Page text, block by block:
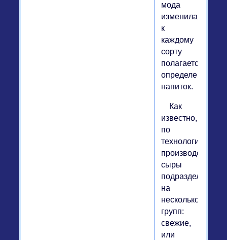
мода
изменилась:
к
каждому
сорту
полагается
определенный
напиток.
Как
известно,
по
технологии
производства
сыры
подразделяются
на
несколько
групп:
свежие,
или